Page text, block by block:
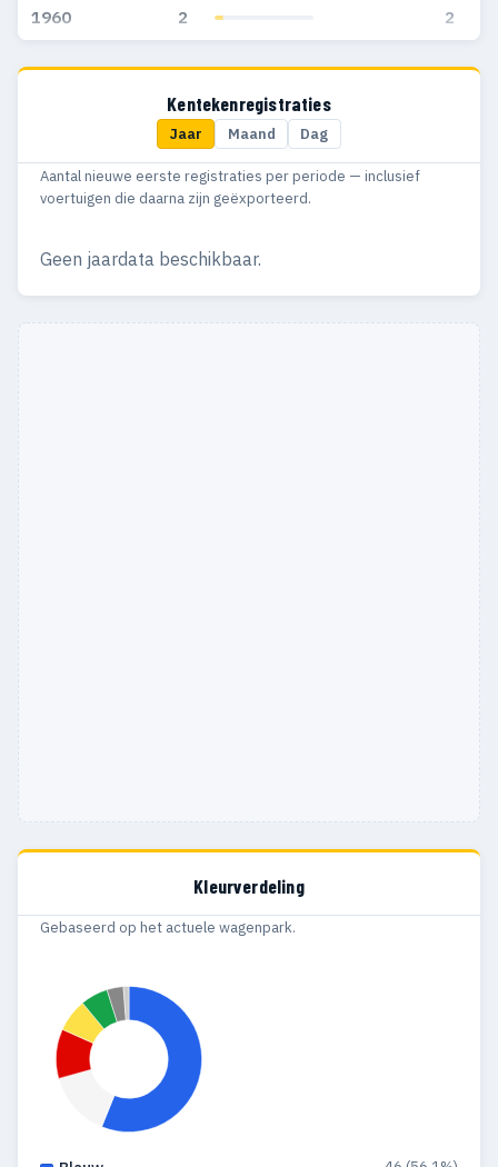
1960 2 2
Kentekenregistraties
Jaar Maand Dag
Aantal nieuwe eerste registraties per periode — inclusief
voertuigen die daarna zijn geëxporteerd.
Geen jaardata beschikbaar.
Kleurverdeling
Gebaseerd op het actuele wagenpark.